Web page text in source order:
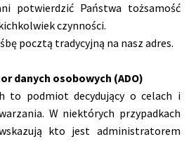
potwierdzić Państwa tożsamość
czynności.
pocztą tradycyjną na nasz adres.
danych osobowych (ADO)
to podmiot decydujący o celach i
W niektórych przypadkach
kto jest administratorem